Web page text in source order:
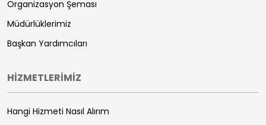
Organizasyon Şeması
Müdürlüklerimiz
Başkan Yardımcıları
HİZMETLERİMİZ
Hangi Hizmeti Nasıl Alırım